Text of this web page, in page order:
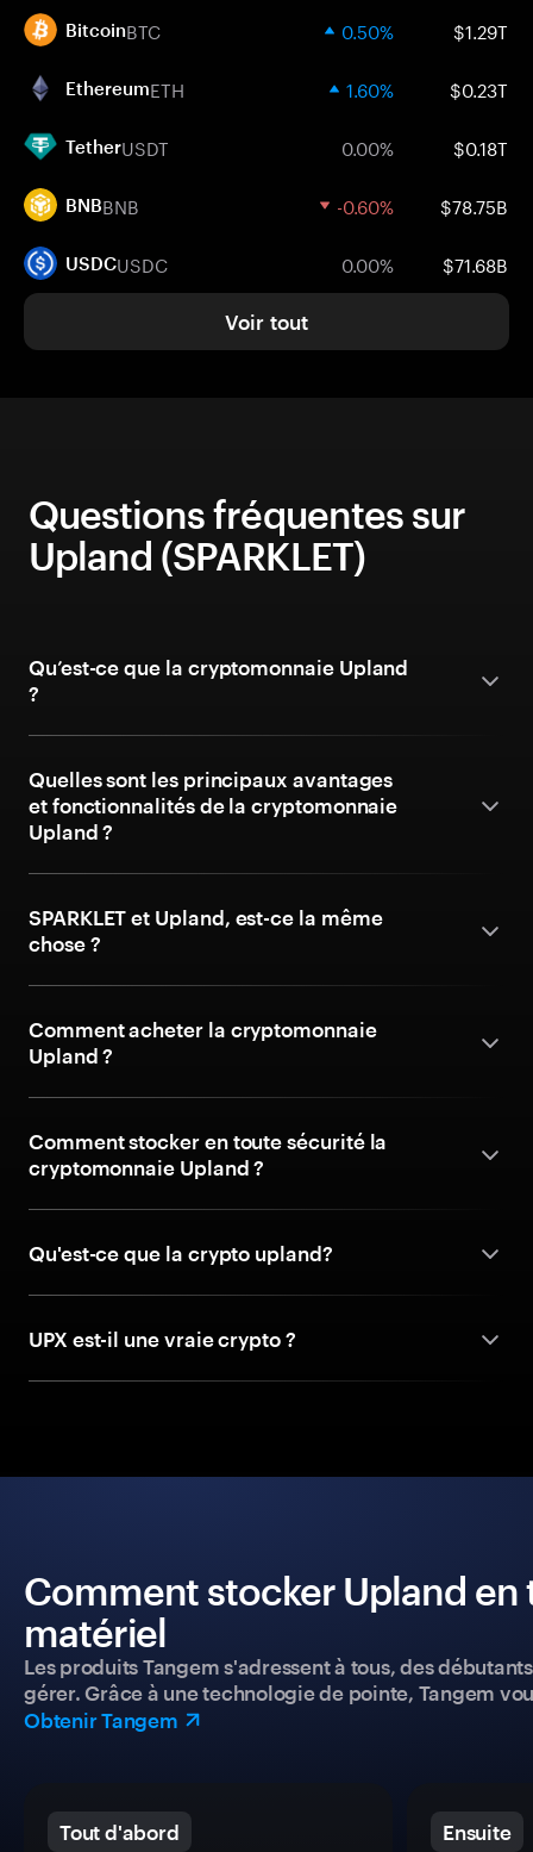
BitcoinBTC 0.50% $1.29T
EthereumETH 1.60% $0.23T
TetherUSDT 0.00% $0.18T
BNBBNB -0.60% $78.75B
USDCUSDC 0.00% $71.68B
Voir tout
Questions fréquentes sur
Upland (SPARKLET)
Qu’est-ce que la cryptomonnaie Upland
?
Quelles sont les principaux avantages
et fonctionnalités de la cryptomonnaie
Upland ?
SPARKLET et Upland, est-ce la même
chose ?
Comment acheter la cryptomonnaie
Upland ?
Comment stocker en toute sécurité la
cryptomonnaie Upland ?
Qu'est-ce que la crypto upland?
UPX est-il une vraie crypto ?
Comment stocker Upland
matériel
Les produits Tangem s'adressent à tous, des
gérer. Grâce à une technologie de pointe, Tangem
Obtenir Tangem
Tout d'abord Ensuite